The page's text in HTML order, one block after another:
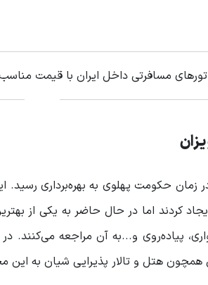
تورهای مسافرتی داخل ایران با قیمت مناسب
جنگلی لویزان در سال 1342، در زمان حکومت پهلوی به
کردند اما در حال حاضر به یکی از
پیاده‌روی و...به آن مراجعه می‌کنند. در
همچون هتل و تالار پذیرایی شیان به این